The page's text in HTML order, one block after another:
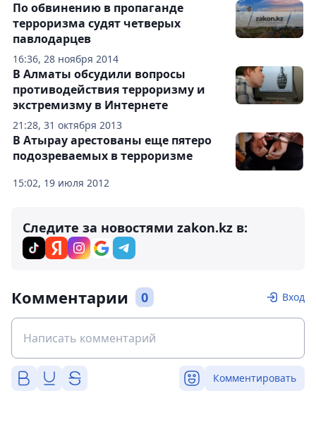
16:36, 28 ноября 2014
По обвинению в пропаганде
терроризма судят четверых
павлодарцев
21:28, 31 октября 2013
В Алматы обсудили вопросы
противодействия терроризму и
экстремизму в Интернете
15:02, 19 июля 2012
В Атырау арестованы еще пятеро
подозреваемых в терроризме
Следите за новостями zakon.kz в:
Комментарии 0 Вход
Комментировать